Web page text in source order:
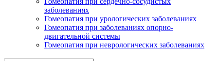
заболеваниях
Гомеопатия при урологических заболеваниях
Гомеопатия при заболеваниях опорно-
двигательной системы
Гомеопатия при неврологических заболеваниях